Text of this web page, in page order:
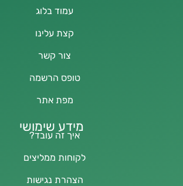
עמוד בלוג
קצת עלינו
צור קשר
טופס הרשמה
מפת אתר
מידע שימושי
איך זה עובד?
לקוחות ממליצים
הצהרת נגישות